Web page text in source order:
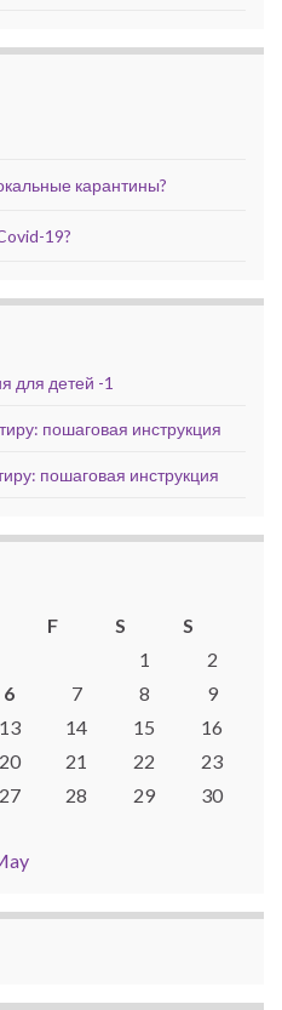
карантины?
19?
для детей -1
пошаговая инструкция
пошаговая инструкция
F S
S
1
2
6 7 8
9
13 14 15
16
20 21 22
23
27 28 29
30